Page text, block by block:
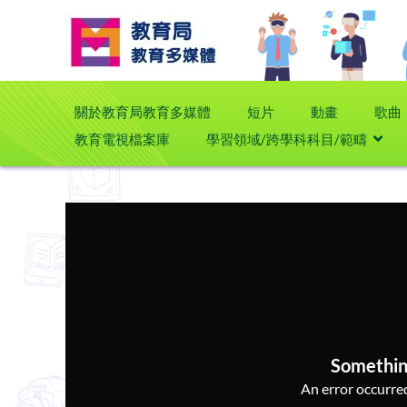
關於教育局教育多媒體 短片 動畫
歌曲
教育電視檔案庫
學習領域/跨學科科目/範疇
An error